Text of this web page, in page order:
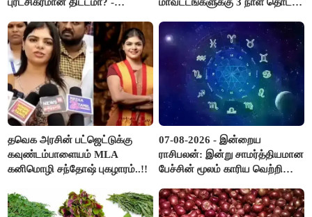
தவெக அரசின் பட்ஜெட்டுக்கு
கவுண்டம்பாளையம் MLA
கனிமொழி சந்தோஷ் புகழாரம்..!!
07-08-2026 - இன்றைய
ராசிபலன்: இன்று சாமர்த்தியமான
பேச்சின் மூலம் காரிய வெற்றி
பொறுப்புகளை ஒப்படைப்பதில்
கவனம் தேவை..!